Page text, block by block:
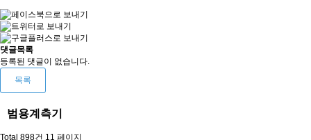
댓글목록
등록된 댓글이 없습니다.
목록
범용계측기
Total 898건 11 페이지